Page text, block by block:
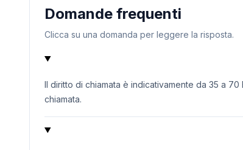
Domande frequenti
Clicca su una domanda per leggere la risposta.
Il diritto di chiamata è indicativamente da 35 a
chiamata.